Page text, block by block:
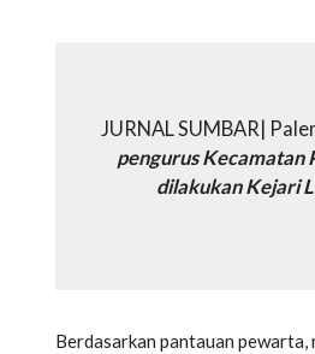
JURNAL SUMBAR|
pengurus Kecamatan
dilakukan Kejari
Berdasarkan pantauan